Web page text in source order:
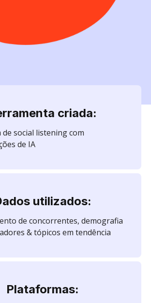
criada:
social listening com
de IA
utilizados:
de concorrentes, demografia
& tópicos em tendência
Plataformas: